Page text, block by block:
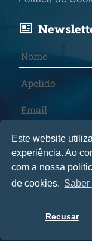
Este website
experiência. Ao
com a nossa
de cookies. Saber
Recusar
Declaro que li
© 2026
• Livro de